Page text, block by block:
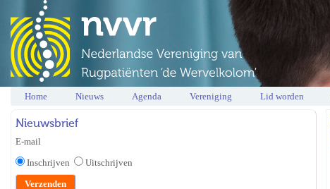
Home Nieuws Agenda Vereniging Lid worden
Nieuwsbrief
E-mail
Inschrijven
Uitschrijven